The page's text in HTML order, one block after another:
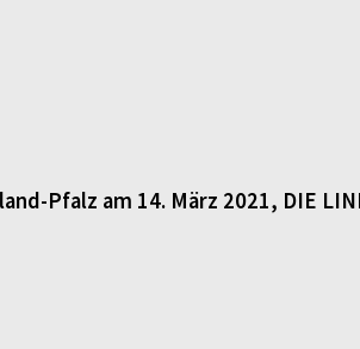
Pfalz am 14. März 2021, DIE